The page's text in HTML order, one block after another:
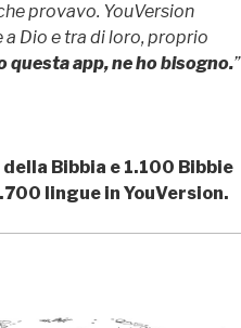
provavo. YouVersion
Dio e tra di loro, proprio
questa app, ne ho bisogno.”
Bibbia e 1.100 Bibbie
lingue in YouVersion.